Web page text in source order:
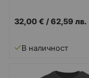
32,00 € /62,59 лв.
В наличност